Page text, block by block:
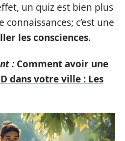
un quiz est bien plus
connaissances; c’est une
les consciences.
: Comment avoir une
dans votre ville : Les